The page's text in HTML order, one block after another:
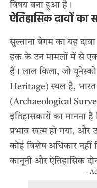
विषय बना हुआ है।
ऐतिहासिक दावों का
सुल्ताना बेगम का यह दावा
हक के उन मामलों में से
हैं। लाल किला, जो
Heritage) स्थल है, भारत
(Archaeological
इतिहासकारों का मानना
प्रभाव खत्म हो गया, और
कोई विशेष अधिकार नहीं
कानूनी और ऐतिहासिक
-